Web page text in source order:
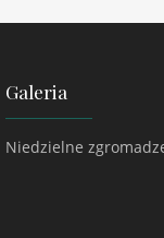
Galeria
Niedzielne